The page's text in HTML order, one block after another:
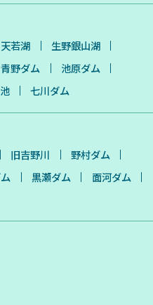
若湖
生野銀山湖
青野ダム
池原ダム
七川ダム
旧吉野川
野村ダム
黒瀬ダム
面河ダム